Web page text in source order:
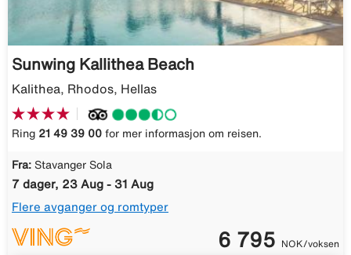
Sunwing Kallithea Beach
Kalithea, Rhodos, Hellas
Ring 21 49 39 00 for mer informasjon om reisen.
Fra: Stavanger Sola
7 dager, 23 Aug - 31 Aug
Flere avganger og romtyper
6 795 NOK/voksen